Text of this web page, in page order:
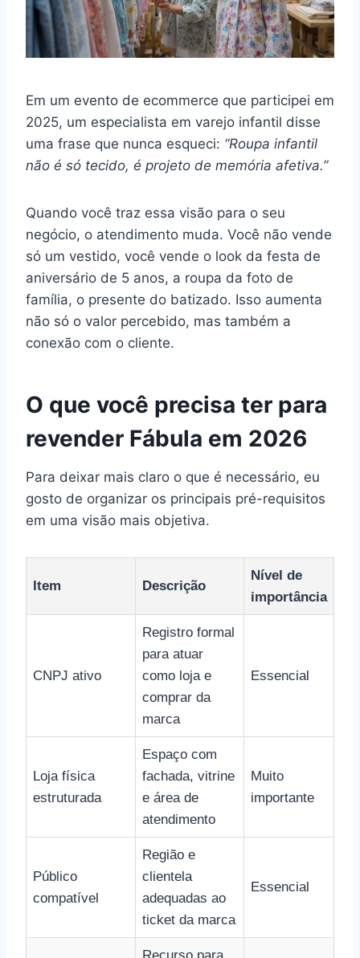
Em um evento de ecommerce que participei em
2025, um especialista em varejo infantil disse
uma frase que nunca esqueci: “Roupa infantil
não é só tecido, é projeto de memória afetiva.”
Quando você traz essa visão para o seu
negócio, o atendimento muda. Você não vende
só um vestido, você vende o look da festa de
aniversário de 5 anos, a roupa da foto de
família, o presente do batizado. Isso aumenta
não só o valor percebido, mas também a
conexão com o cliente.
O que você precisa ter para
revender Fábula em 2026
Para deixar mais claro o que é necessário, eu
gosto de organizar os principais pré-requisitos
em uma visão mais objetiva.
Item Descrição
Nível de
importância
CNPJ ativo
Registro formal
para atuar
como loja e
comprar da
marca
Essencial
Loja física
estruturada
Espaço com
fachada, vitrine
e área de
atendimento
Muito
importante
Público
compatível
Região e
clientela
adequadas ao
ticket da marca
Essencial